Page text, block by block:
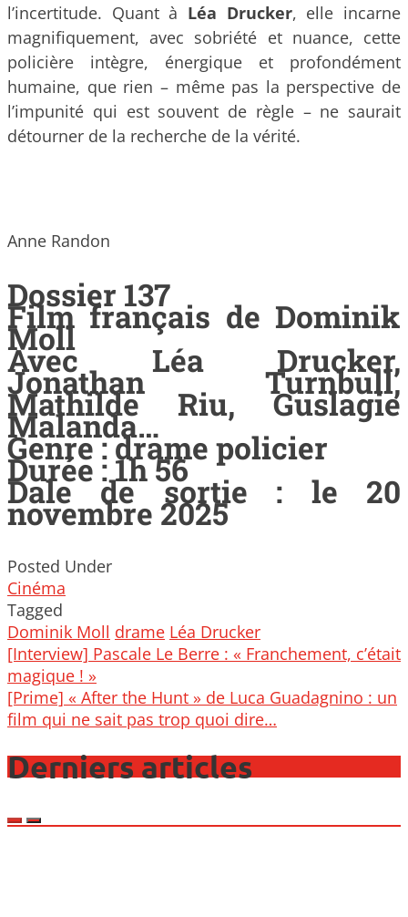
l’incertitude. Quant à Léa Drucker, elle incarne
magnifiquement, avec sobriété et nuance, cette
policière intègre, énergique et profondément
humaine, que rien – même pas la perspective de
l’impunité qui est souvent de règle – ne saurait
détourner de la recherche de la vérité.
Anne Randon
Dossier 137
Film français de Dominik
Moll
Avec Léa Drucker,
Jonathan Turnbull,
Mathilde Riu, Guslagie
Malanda…
Genre : drame policier
Durée : 1h 56
Dale de sortie : le 20
novembre 2025
Posted Under
Cinéma
Tagged
Dominik Moll drame Léa Drucker
Post
navigation
[Interview] Pascale Le Berre : « Franchement, c’était
magique ! »
[Prime] « After the Hunt » de Luca Guadagnino : un
film qui ne sait pas trop quoi dire…
Derniers articles